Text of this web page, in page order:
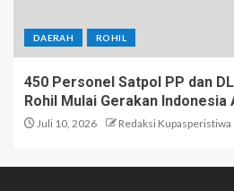
DAERAH ROHIL
450 Personel Satpol PP dan
Rohil Mulai Gerakan Indonesia
Juli 10, 2026 Redaksi Kupasperistiwa